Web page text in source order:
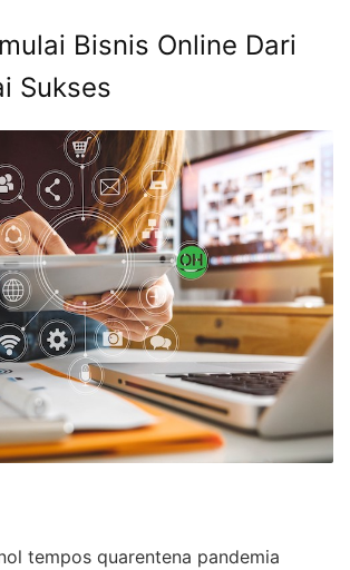
Bisnis Online Dari
Sukses
tempos quarentena pandemia